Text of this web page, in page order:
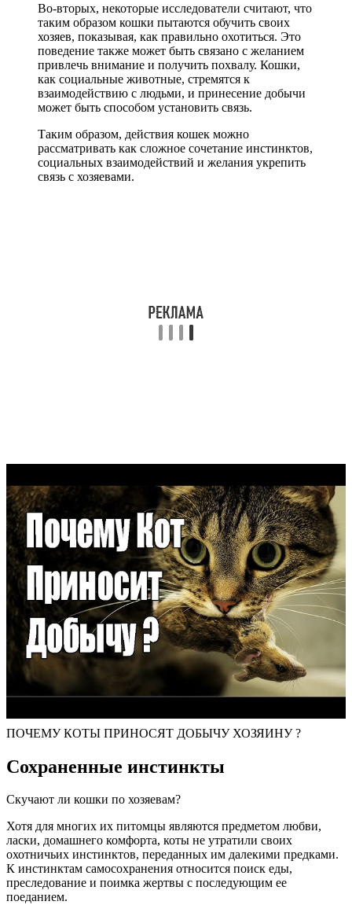
Во-вторых, некоторые исследователи считают, что
таким образом кошки пытаются обучить своих
хозяев, показывая, как правильно охотиться. Это
поведение также может быть связано с желанием
привлечь внимание и получить похвалу. Кошки,
как социальные животные, стремятся к
взаимодействию с людьми, и принесение добычи
может быть способом установить связь.
Таким образом, действия кошек можно
рассматривать как сложное сочетание инстинктов,
социальных взаимодействий и желания укрепить
связь с хозяевами.
ПОЧЕМУ КОТЫ ПРИНОСЯТ ДОБЫЧУ ХОЗЯИНУ ?
Сохраненные инстинкты
Скучают ли кошки по хозяевам?
Хотя для многих их питомцы являются предметом любви,
ласки, домашнего комфорта, коты не утратили своих
охотничьих инстинктов, переданных им далекими предками.
К инстинктам самосохранения относится поиск еды,
преследование и поимка жертвы с последующим ее
поеданием.